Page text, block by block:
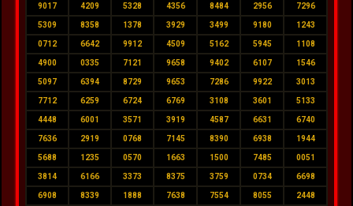
9017 4209 5328 4356 8484 2956 7296
5309 8358 1378 3929 3499 9180 1243
0712 6642 9912 4509 5162 5945 1108
4900 0335 7121 9658 9402 6107 1546
5097 6394 8729 9653 7286 9922 3013
7712 6259 6724 6769 3108 3601 5133
4448 6001 3571 3919 4587 6631 6740
7636 2919 0768 7145 8390 6938 1944
5688 1235 0570 1663 1500 7485 0051
3814 6166 3373 8375 3759 0734 6698
6908 8339 1888 7638 7554 8055 2448